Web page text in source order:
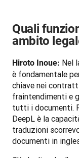
Quali
ambito
Hiroto Inoue: Nel
è fondamentale
chiave nei
fraintendimenti e
tutti i documenti.
DeepL è la
traduzioni
documenti in